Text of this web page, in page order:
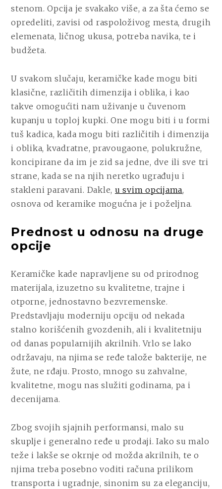
stenom. Opcija je svakako više, a za šta ćemo se
opredeliti, zavisi od raspoloživog mesta, drugih
elemenata, ličnog ukusa, potreba navika, te i
budžeta.
U svakom slučaju, keramičke kade mogu biti
klasične, različitih dimenzija i oblika, i kao
takve omogućiti nam uživanje u čuvenom
kupanju u toploj kupki. One mogu biti i u formi
tuš kadica, kada mogu biti različitih i dimenzija
i oblika, kvadratne, pravougaone, polukružne,
koncipirane da im je zid sa jedne, dve ili sve tri
strane, kada se na njih neretko ugrađuju i
stakleni paravani. Dakle, u svim opcijama,
osnova od keramike mogućna je i poželjna.
Prednost u odnosu na druge
opcije
Keramičke kade napravljene su od prirodnog
materijala, izuzetno su kvalitetne, trajne i
otporne, jednostavno bezvremenske.
Predstavljaju moderniju opciju od nekada
stalno korišćenih gvozdenih, ali i kvalitetniju
od danas popularnijih akrilnih. Vrlo se lako
održavaju, na njima se ređe talože bakterije, ne
žute, ne rđaju. Prosto, mnogo su zahvalne,
kvalitetne, mogu nas služiti godinama, pa i
decenijama.
Zbog svojih sjajnih performansi, malo su
skuplje i generalno ređe u prodaji. Iako su malo
teže i lakše se okrnje od možda akrilnih, te o
njima treba posebno voditi računa prilikom
transporta i ugradnje, sinonim su za eleganciju,